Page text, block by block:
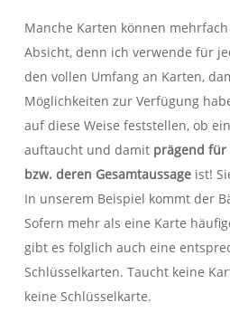
Manche Karten können
Absicht, denn ich verwende für
den vollen Umfang an Karten,
Möglichkeiten zur Verfügung
auf diese Weise feststellen, ob
auftaucht und damit prägend für
bzw. deren Gesamtaussage ist!
In unserem Beispiel kommt der
Sofern mehr als eine Karte
gibt es folglich auch eine
Schlüsselkarten. Taucht keine
keine Schlüsselkarte.